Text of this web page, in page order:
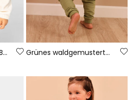
Jacquard-bedrucktes Babyset für Jungen in Rohweiß Grünes waldgemustertes Strick-Set für Baby-Jungen